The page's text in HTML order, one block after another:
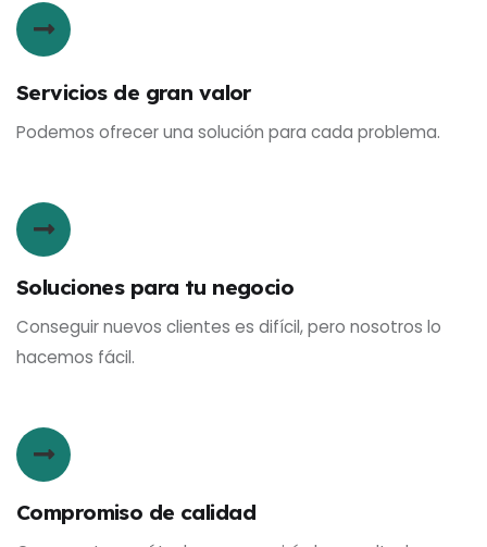
Servicios de gran valor
Podemos ofrecer una solución para cada problema.
Soluciones para tu negocio
Conseguir nuevos clientes es difícil, pero nosotros lo
hacemos fácil.
Compromiso de calidad